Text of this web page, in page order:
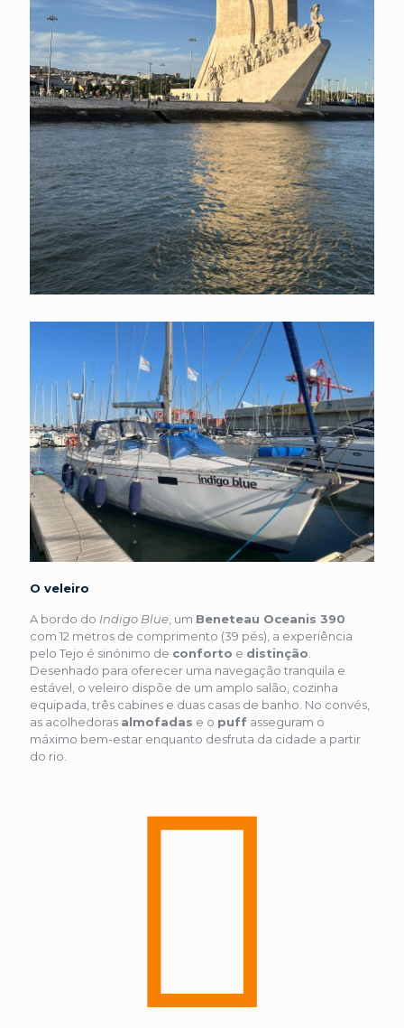
O veleiro
A bordo do Indigo Blue , um Beneteau Oceanis 390
com 12 metros de comprimento (39 pés), a experiência
pelo Tejo é sinónimo de conforto e distinção
Desenhado para oferecer uma navegação tranquila e
estável, o veleiro dispõe de um amplo salão, cozinha
equipada, três cabines e duas casas de banho. No convés,
as acolhedoras almofadas e o puff asseguram o
máximo bem-estar enquanto desfruta da cidade a partir
do rio.